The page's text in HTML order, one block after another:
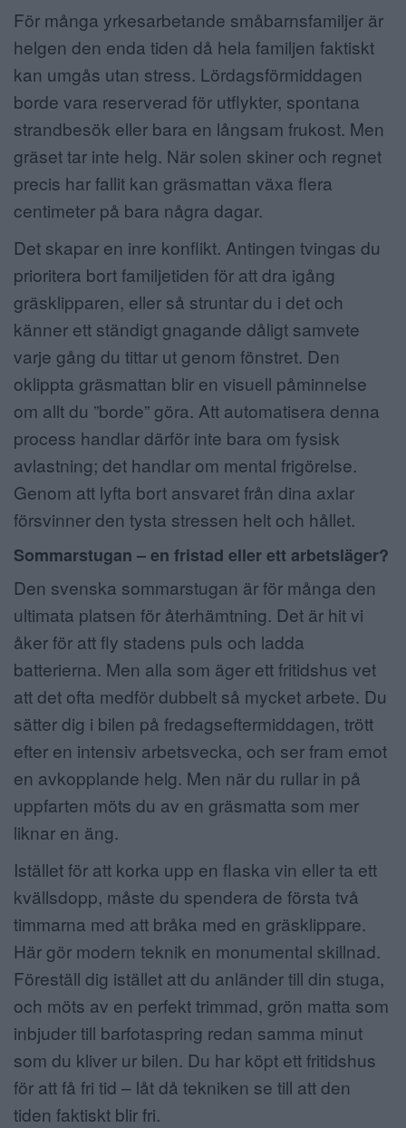
För många yrkesarbetande småbarnsfamiljer är
helgen den enda tiden då hela familjen faktiskt
kan umgås utan stress. Lördagsförmiddagen
borde vara reserverad för utflykter, spontana
strandbesök eller bara en långsam frukost. Men
gräset tar inte helg. När solen skiner och regnet
precis har fallit kan gräsmattan växa flera
centimeter på bara några dagar.
Det skapar en inre konflikt. Antingen tvingas du
prioritera bort familjetiden för att dra igång
gräsklipparen, eller så struntar du i det och
känner ett ständigt gnagande dåligt samvete
varje gång du tittar ut genom fönstret. Den
oklippta gräsmattan blir en visuell påminnelse
om allt du ”borde” göra. Att automatisera denna
process handlar därför inte bara om fysisk
avlastning; det handlar om mental frigörelse.
Genom att lyfta bort ansvaret från dina axlar
försvinner den tysta stressen helt och hållet.
Sommarstugan – en fristad eller ett arbetsläger?
Den svenska sommarstugan är för många den
ultimata platsen för återhämtning. Det är hit vi
åker för att fly stadens puls och ladda
batterierna. Men alla som äger ett fritidshus vet
att det ofta medför dubbelt så mycket arbete. Du
sätter dig i bilen på fredagseftermiddagen, trött
efter en intensiv arbetsvecka, och ser fram emot
en avkopplande helg. Men när du rullar in på
uppfarten möts du av en gräsmatta som mer
liknar en äng.
Istället för att korka upp en flaska vin eller ta ett
kvällsdopp, måste du spendera de första två
timmarna med att bråka med en gräsklippare.
Här gör modern teknik en monumental skillnad.
Föreställ dig istället att du anländer till din stuga,
och möts av en perfekt trimmad, grön matta som
inbjuder till barfotaspring redan samma minut
som du kliver ur bilen. Du har köpt ett fritidshus
för att få fri tid – låt då tekniken se till att den
tiden faktiskt blir fri.